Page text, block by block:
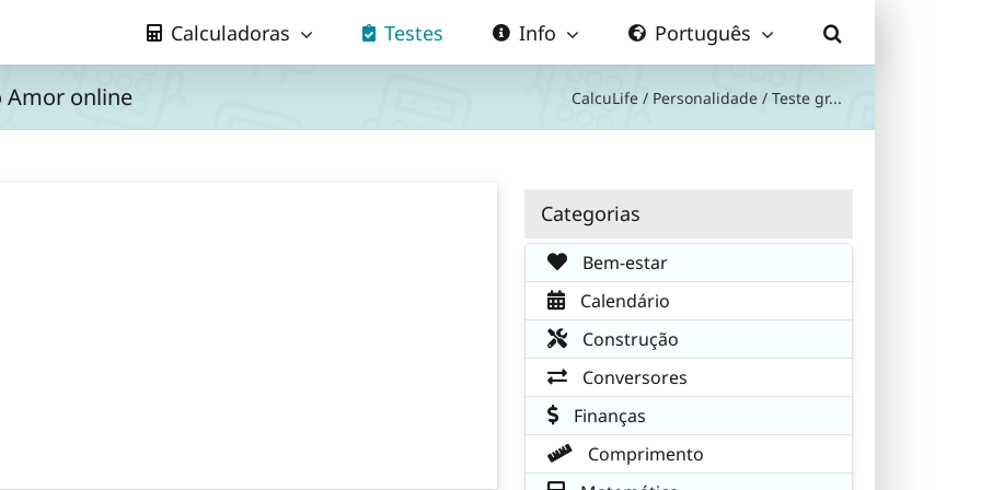
Calculadoras Testes Info Português
Amor online CalcuLife / Personalidade / Teste gr...
Categorias
Bem-estar
Calendário
Construção
Conversores
Finanças
Comprimento